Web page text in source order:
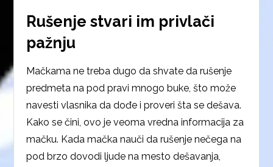
Rušenje stvari im privlači
pažnju
Mačkama ne treba dugo da shvate da rušenje
predmeta na pod pravi mnogo buke, što može
navesti vlasnika da dođe i proveri šta se dešava.
Kako se čini, ovo je veoma vredna informacija za
mačku. Kada mačka nauči da rušenje nečega na
pod brzo dovodi ljude na mesto dešavanja,